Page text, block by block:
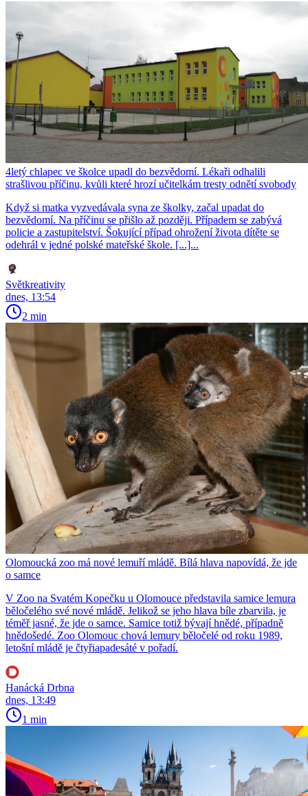
4letý chlapec ve školce upadl do bezvědomí. Lékaři odhalili
strašlivou příčinu, kvůli které hrozí učitelkám tresty odnětí svobody
Když si matka vyzvedávala syna ze školky, začal upadat do
bezvědomí. Na příčinu se přišlo až později. Případem se zabývá
policie a zastupitelství. Šokující případ ohrožení života dítěte se
odehrál v jedné polské mateřské škole. [...]...
Světkreativity
dnes, 13:54
2 min
Olomoucká zoo má nové lemuří mládě. Bílá hlava napovídá, že jde
o samce
V Zoo na Svatém Kopečku u Olomouce představila samice lemura
běločelého své nové mládě. Jelikož se jeho hlava bíle zbarvila, je
téměř jasné, že jde o samce. Samice totiž bývají hnědé, případně
hnědošedé. Zoo Olomouc chová lemury běločelé od roku 1989,
letošní mládě je čtyřiapadesáté v pořadí.
Hanácká Drbna
dnes, 13:49
1 min